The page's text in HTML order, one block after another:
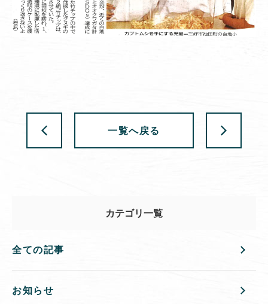
一覧へ戻る
カテゴリ一覧
全ての記事
お知らせ